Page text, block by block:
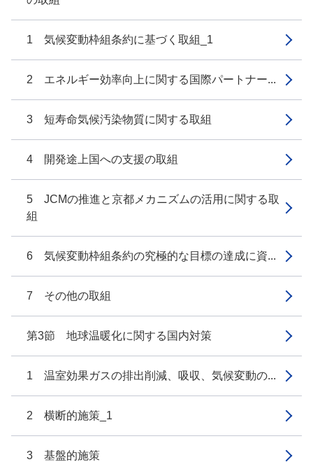
1 気候変動枠組条約に基づく取組_1
2 エネルギー効率向上に関する国際パートナー...
3 短寿命気候汚染物質に関する取組
4 開発途上国への支援の取組
5 JCMの推進と京都メカニズムの活用に関する取
組
6 気候変動枠組条約の究極的な目標の達成に資...
7 その他の取組
第3節 地球温暖化に関する国内対策
1 温室効果ガスの排出削減、吸収、気候変動の...
2 横断的施策_1
3 基盤的施策